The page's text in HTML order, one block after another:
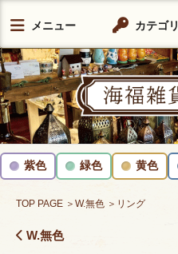
メニュー カテゴリ
紫色 緑色 黄色
TOP PAGE ＞W.無色 ＞リング
W.無色